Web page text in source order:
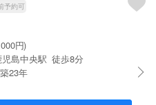
予約可
円)
児島中央駅 徒歩8分
23年